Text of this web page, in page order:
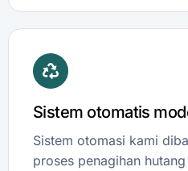
Sistem otomatis
Sistem otomasi kami
proses penagihan